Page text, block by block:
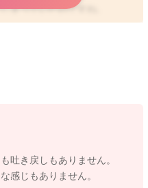
まっていたのですね。
手を持っていくなど気にし
ま様子をみていただいても
、吐き戻しを3回以上繰り返
なければ、お家で様子を見
吐き戻しもありません。
感じもありません。